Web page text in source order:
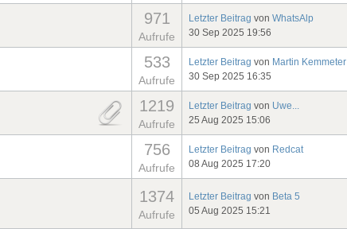
971
Aufrufe
Letzter Beitrag vonWhatsAlp
30 Sep 2025 19:56
533
Aufrufe
Letzter Beitrag von Martin Kemmeter
30 Sep 2025 16:35
1219
Aufrufe
Letzter Beitrag von Uwe...
25 Aug 2025 15:06
756
Aufrufe
Letzter Beitrag von Redcat
08 Aug 2025 17:20
1374
Aufrufe
Letzter Beitrag von Beta 5
05 Aug 2025 15:21